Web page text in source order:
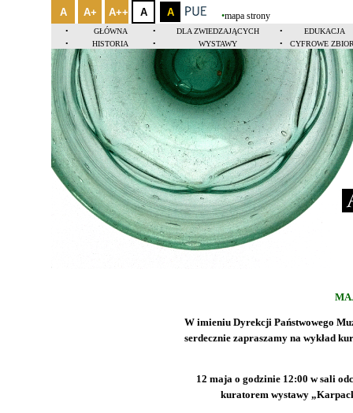
A A+ A++ A A •mapa strony
• GŁÓWNA • DLA ZWIEDZAJĄCYCH •
EDUKACJA
•
HISTORIA • WYSTAWY • CYFROWE
W imieniu Dyrekcji Państwowego
serdecznie zapraszamy na wykład
12 maja o godzinie 12:00 w sali
kuratorem wystawy